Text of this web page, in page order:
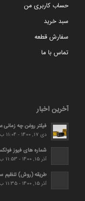
حساب کاربری من
سبد خرید
سفارش قطعه
تماس با ما
آخرین اخبار
فیلتر روغن چه
دی 17, 1400 - 11:04 ب.ظ
شماره های فیوز
آذر 15, 1400 - 11:53 ب.ظ
طریقه (روش) تنظیم
آذر 15, 1400 - 11:35 ب.ظ